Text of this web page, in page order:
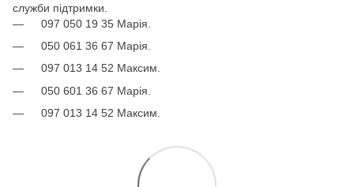
служби підтримки.
097 050 19 35 Марія.
050 061 36 67 Марія.
097 013 14 52 Максим.
050 601 36 67 Марія.
097 013 14 52 Максим.